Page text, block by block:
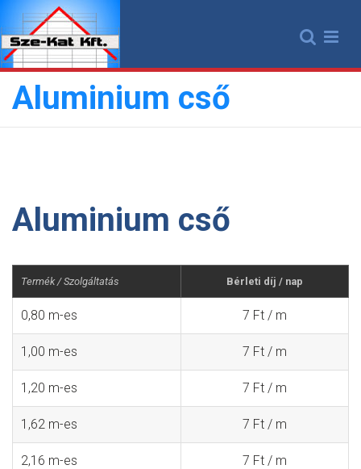
to
content
Aluminium cső
Aluminium cső
Termék / Szolgáltatás Bérleti díj / nap
0,80 m-es 7 Ft / m
1,00 m-es 7 Ft / m
1,20 m-es 7 Ft / m
1,62 m-es 7 Ft / m
2,16 m-es 7 Ft / m